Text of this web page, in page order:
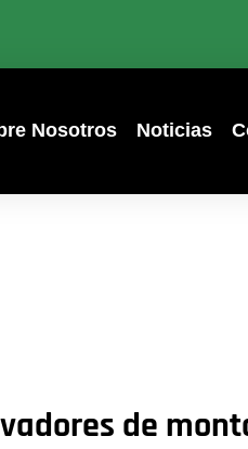
Nosotros Noticias
de